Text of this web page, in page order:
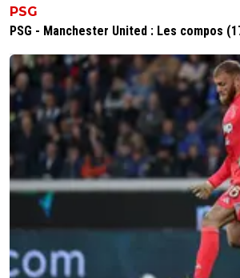
PSG
PSG - Manchester United : Les compos